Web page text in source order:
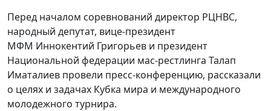
Перед началом соревнований директор РЦНВС,
народный депутат, вице-президент
МФМ Иннокентий Григорьев и президент
Национальной федерации мас-рестлинга Талап
Иматалиев провели пресс-конференцию, рассказали
о целях и задачах Кубка мира и международного
молодежного турнира.